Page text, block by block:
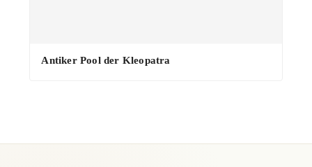
Antiker Pool der Kleopatra